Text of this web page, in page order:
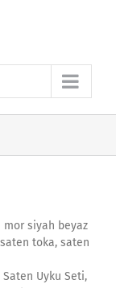
mor siyah beyaz
toka, saten
Saten Uyku Seti,